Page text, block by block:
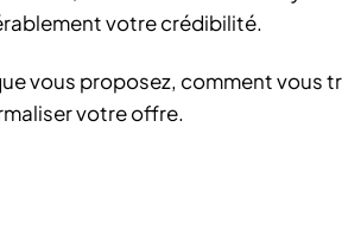
votre crédibilité.
vous proposez, comment vous
votre offre.